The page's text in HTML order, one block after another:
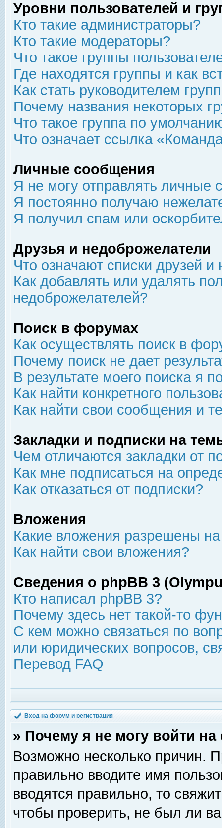
Уровни пользователей и
Кто такие администраторы?
Кто такие модераторы?
Что такое группы
Где находятся группы и как
Как стать руководителем
Почему названия некоторых
Что такое группа по
Что означает ссылка
Личные сообщения
Я не могу отправлять личные
Я постоянно получаю
Я получил спам или
Друзья и недоброжелатели
Что означают списки друзей
Как добавлять или удалять
недоброжелателей?
Поиск в форумах
Как осуществлять поиск в
Почему поиск не дает
В результате моего поиска я
Как найти конкретного
Как найти свои сообщения и
Закладки и подписки на
Чем отличаются закладки от
Как мне подписаться на
Как отказаться от подписки?
Вложения
Какие вложения разрешены
Как найти свои вложения?
Сведения о phpBB 3
Кто написал phpBB 3?
Почему здесь нет такой-то
С кем можно связаться по
или юридических вопросов,
Перевод FAQ
Вход на форум и регистрация
» Почему я не могу войти
Возможно несколько причин.
правильно вводите имя
вводятся правильно, то
чтобы проверить, не был ли